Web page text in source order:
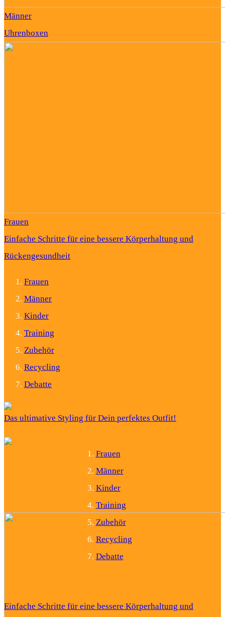
Männer
Uhrenboxen
Frauen
Einfache Schritte für eine bessere Körperhaltung und
Rückengesundheit
Frauen
Männer
Kinder
Training
Zubehör
Recycling
Debatte
Das ultimative Styling für Dein perfektes Outfit!
Frauen
Männer
Kinder
Training
Zubehör
Recycling
Debatte
Einfache Schritte für eine bessere Körperhaltung und